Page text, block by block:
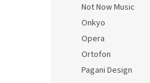
Not Now Music
Onkyo
Opera
Ortofon
Pagani Design